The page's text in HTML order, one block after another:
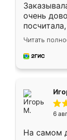
очень
Замерщик
делу со
за день,
Читать
6
На самом